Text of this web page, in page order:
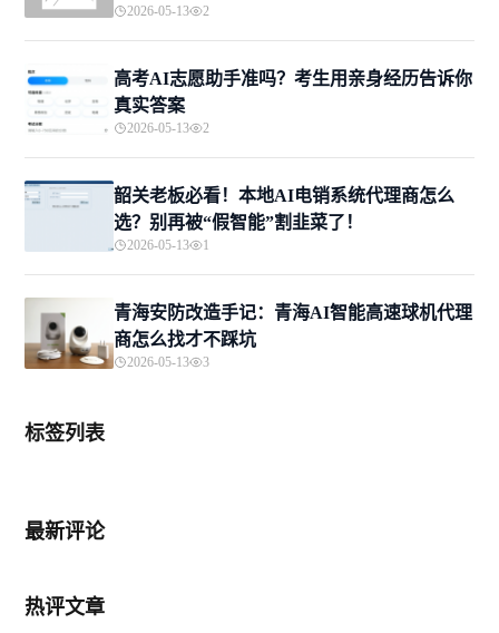
2026-05-13 2
高考AI志愿助手准吗？考生用亲身经历告诉你
真实答案
2026-05-13 2
韶关老板必看！本地AI电销系统代理商怎么
选？别再被“假智能”割韭菜了！
2026-05-13 1
青海安防改造手记：青海AI智能高速球机代理
商怎么找才不踩坑
2026-05-13 3
标签列表
最新评论
热评文章